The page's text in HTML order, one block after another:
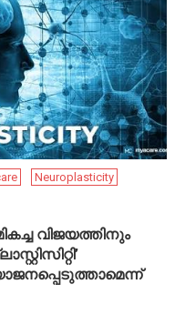
Neuroplasticity
വിജയത്തിനും